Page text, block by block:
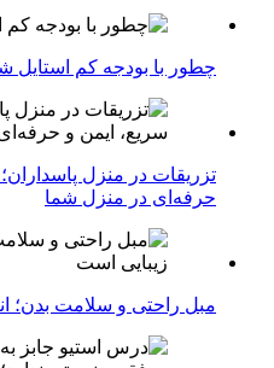
چطور با بودجه کم استایل
تزریقات در منزل
حرفه‌ای در منزل شما
مبل راحتی و سلامت بدن؛